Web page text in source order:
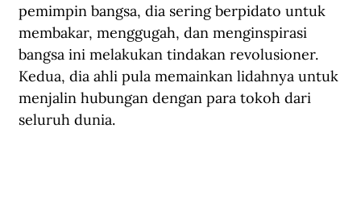
pemimpin bangsa, dia sering berpidato untuk
membakar, menggugah, dan menginspirasi
bangsa ini melakukan tindakan revolusioner.
Kedua, dia ahli pula memainkan lidahnya untuk
menjalin hubungan dengan para tokoh dari
seluruh dunia.